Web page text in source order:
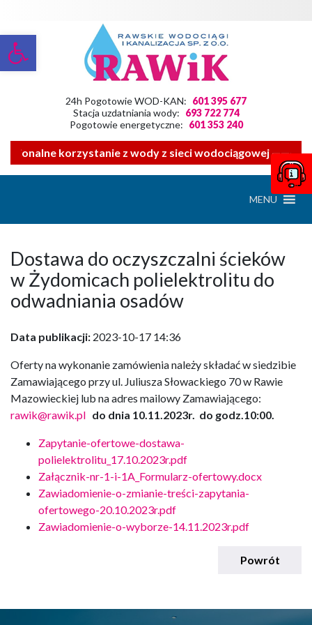
Otwórz pasek narzędzi
24h Pogotowie WOD-KAN: 601 395 677
Stacja uzdatniania wody: 693 722 774
Pogotowie energetyczne: 601 353 240
korzystanie z wody z sieci wodociągowej ——-
MENU
Dostawa do oczyszczalni ścieków
w Żydomicach polielektrolitu do
odwadniania osadów
Data publikacji: 2023-10-17 14:36
Oferty na wykonanie zamówienia należy składać w siedzibie
Zamawiającego przy ul. Juliusza Słowackiego 70 w Rawie
Mazowieckiej lub na adres mailowy Zamawiającego:
rawik@rawik.pl do dnia 10.11.2023r. do godz.10:00.
Zapytanie-ofertowe-dostawa-
polielektrolitu_17.10.2023r.pdf
Załącznik-nr-1-i-1A_Formularz-ofertowy.docx
Zawiadomienie-o-zmianie-treści-zapytania-
ofertowego-20.10.2023r.pdf
Zawiadomienie-o-wyborze-14.11.2023r.pdf
Powrót